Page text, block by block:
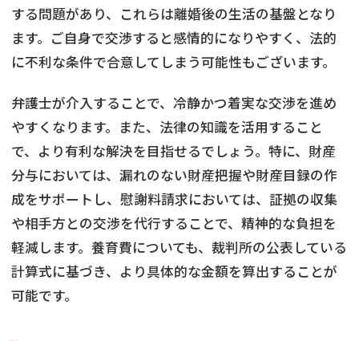
する問題があり、これらは離婚後の生活の基盤となり
ます。ご自身で交渉すると感情的になりやすく、法的
に不利な条件で合意してしまう可能性もございます。
弁護士が介入することで、冷静かつ着実な交渉を進め
やすくなります。また、法律の知識を活用すること
で、より有利な解決を目指せるでしょう。特に、財産
分与においては、漏れのない財産把握や財産目録の作
成をサポートし、慰謝料請求においては、証拠の収集
や相手方との交渉を代行することで、精神的な負担を
軽減します。養育費についても、裁判所の公表している
計算式に基づき、より具体的な金額を算出することが
可能です。